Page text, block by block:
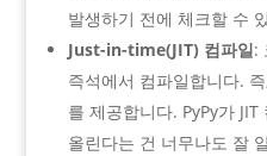
발생하기 전에 체크할 수
Just-in-time(JIT) 컴파일:
즉석에서 컴파일합니다.
를 제공합니다. PyPy가
올린다는 건 너무나도 잘